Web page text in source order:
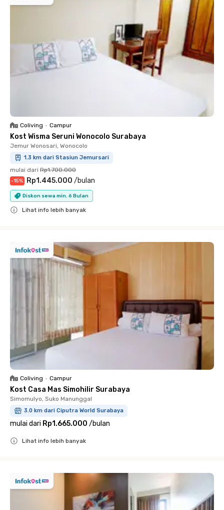
Coliving • Campur
Kost Wisma Seruni Wonocolo Surabaya
Jemur Wonosari, Wonocolo
1.3 km dari Stasiun Jemursari
mulai dari Rp1.700.000
-15% Rp1.445.000 /bulan
Diskon sewa min. 6 Bulan
Lihat info lebih banyak
Coliving • Campur
Kost Casa Mas Simohilir Surabaya
Simomulyo, Suko Manunggal
3.0 km dari Ciputra World Surabaya
mulai dari Rp1.665.000 /bulan
Lihat info lebih banyak